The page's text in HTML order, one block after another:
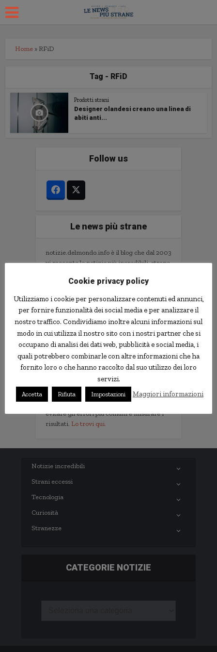
Home » RFiD
Tag - RFiD
Prodotti strani
Designer olandesi creano una linea di
abiti anti...
Follow us
Le news più strane
notizie.delmondo.info è il blog che dal 2003
vi racconta le notizie più incredibili, strane,
ladri imbranati, prodotti assurdi, ricerche
Informativa Privacy
Contatti
Implementare l'AI nella tua impresa senza
metodo e gli strumenti.
Non servono competenze tecniche. Serve
un metodo per scegliere i progetti giusti,
evitare gli errori più comuni e misurare i
risultati. Lo trovi qui.
Notizie incredibili
Strani eccessi
Tecnologia
Curiosità
Stranezze
CATEGORIE NOTIZIE
Cookie privacy policy
Utilizziamo i cookie per personalizzare contenuti ed annunci,
per fornire funzionalità dei social media e per analizzare il
nostro traffico. Condividiamo inoltre alcuni informazioni sul
modo in cui utilizza il nostro sito con i nostri partner che si
occupano di analisi dei dati web, pubblicità e social media, i
quali potrebbero combinarle con altre informazioni che ha
fornito loro o che hanno raccolto dal suo utilizzo dei loro
servizi.
Accetta Rifiuta Impostazioni Maggiori informazioni